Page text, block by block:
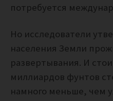
потребуется
Но исследователи
населения Земли
развертывания. И
миллиардов фунтов
намного меньше, чем